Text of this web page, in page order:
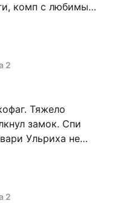
комп с любимыми
много лет,
факт, что
2
Тяжело
замок. Спи
Ульриха не
конечно,
ублюдочного
2